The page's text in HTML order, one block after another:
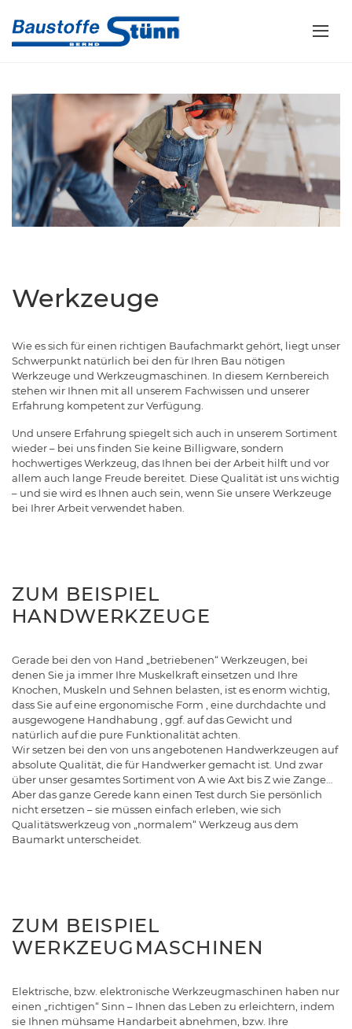
Werkzeuge
Wie es sich für einen richtigen Baufachmarkt gehört, liegt unser
Schwerpunkt natürlich bei den für Ihren Bau nötigen
Werkzeuge und Werkzeugmaschinen. In diesem Kernbereich
stehen wir Ihnen mit all unserem Fachwissen und unserer
Erfahrung kompetent zur Verfügung.
Und unsere Erfahrung spiegelt sich auch in unserem Sortiment
wieder – bei uns finden Sie keine Billigware, sondern
hochwertiges Werkzeug, das Ihnen bei der Arbeit hilft und vor
allem auch lange Freude bereitet. Diese Qualität ist uns wichtig
– und sie wird es Ihnen auch sein, wenn Sie unsere Werkzeuge
bei Ihrer Arbeit verwendet haben.
ZUM BEISPIEL
HANDWERKZEUGE
Gerade bei den von Hand „betriebenen“ Werkzeugen, bei
denen Sie ja immer Ihre Muskelkraft einsetzen und Ihre
Knochen, Muskeln und Sehnen belasten, ist es enorm wichtig,
dass Sie auf eine ergonomische Form , eine durchdachte und
ausgewogene Handhabung , ggf. auf das Gewicht und
natürlich auf die pure Funktionalität achten.
Wir setzen bei den von uns angebotenen Handwerkzeugen auf
absolute Qualität, die für Handwerker gemacht ist. Und zwar
über unser gesamtes Sortiment von A wie Axt bis Z wie Zange…
Aber das ganze Gerede kann einen Test durch Sie persönlich
nicht ersetzen – sie müssen einfach erleben, wie sich
Qualitätswerkzeug von „normalem“ Werkzeug aus dem
Baumarkt unterscheidet.
ZUM BEISPIEL
WERKZEUGMASCHINEN
Elektrische, bzw. elektronische Werkzeugmaschinen haben nur
einen „richtigen“ Sinn – Ihnen das Leben zu erleichtern, indem
sie Ihnen mühsame Handarbeit abnehmen, bzw. Ihre